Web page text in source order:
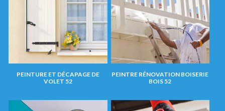
PEINTURE ET DÉCAPAGE DE
VOLET 52
PEINTRE RÉNOVATION BOISERIE
BOIS 52